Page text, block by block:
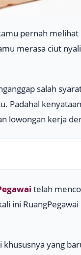
pernah
merasa ciut
salah
Padahal
lowongan kerja
telah
ini
khususnya yang